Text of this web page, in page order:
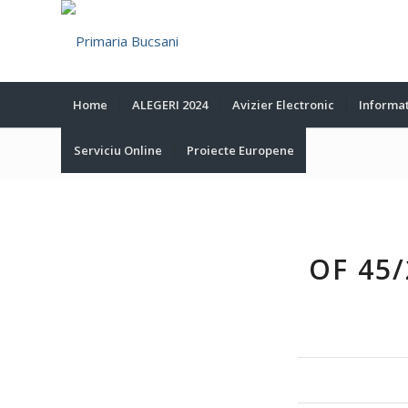
Home ALEGERI 2024 Avizier Electronic
Serviciu Online Proiecte Europene
Blog - Ultimele știri
OF